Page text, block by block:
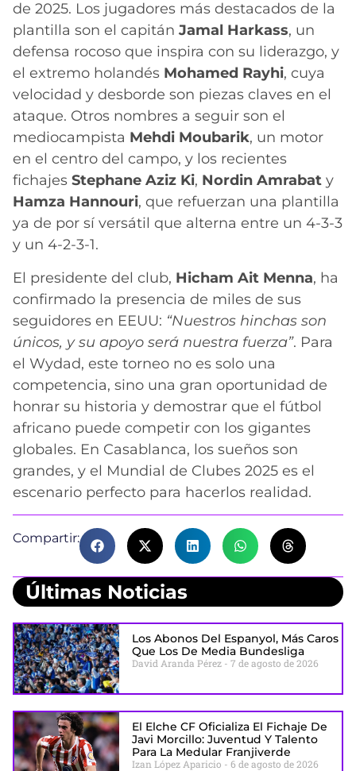
de 2025. Los jugadores más destacados de la
plantilla son el capitán Jamal Harkass, un
defensa rocoso que inspira con su liderazgo, y
el extremo holandés Mohamed Rayhi, cuya
velocidad y desborde son piezas claves en el
ataque. Otros nombres a seguir son el
mediocampista Mehdi Moubarik, un motor
en el centro del campo, y los recientes
fichajes Stephane Aziz Ki, Nordin Amrabat y
Hamza Hannouri, que refuerzan una plantilla
ya de por sí versátil que alterna entre un 4-3-3
y un 4-2-3-1.
El presidente del club, Hicham Ait Menna, ha
confirmado la presencia de miles de sus
seguidores en EEUU: “Nuestros hinchas son
únicos, y su apoyo será nuestra fuerza”. Para
el Wydad, este torneo no es solo una
competencia, sino una gran oportunidad de
honrar su historia y demostrar que el fútbol
africano puede competir con los gigantes
globales. En Casablanca, los sueños son
grandes, y el Mundial de Clubes 2025 es el
escenario perfecto para hacerlos realidad.
Compartir:
Últimas Noticias
Los Abonos Del Espanyol, Más Caros
Que Los De Media Bundesliga
David Aranda Pérez 7 de agosto de 2026
El Elche CF Oficializa El Fichaje De
Javi Morcillo: Juventud Y Talento
Para La Medular Franjiverde
Izan López Aparicio 6 de agosto de 2026